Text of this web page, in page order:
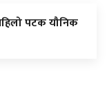
पटक यौनिक